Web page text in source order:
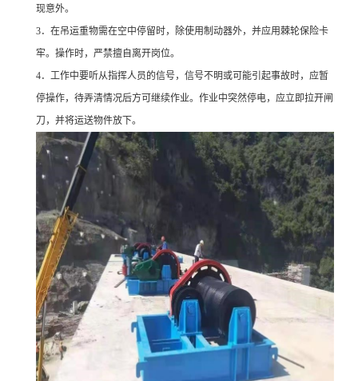
现意外。
3．在吊运重物需在空中停留时，除使用制动器外，并应用棘轮保险卡
牢。操作时，严禁擅自离开岗位。
4．工作中要听从指挥人员的信号，信号不明或可能引起事故时，应暂
停操作，待弄清情况后方可继续作业。作业中突然停电，应立即拉开闸
刀，并将运送物件放下。